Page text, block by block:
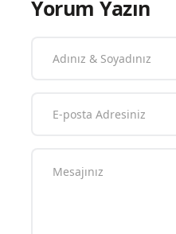
Yorum Yazın